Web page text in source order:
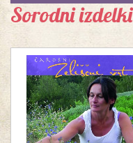
Sorodni izdelki